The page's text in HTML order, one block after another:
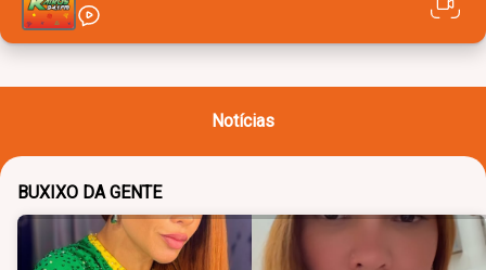
Notícias
BUXIXO DA GENTE